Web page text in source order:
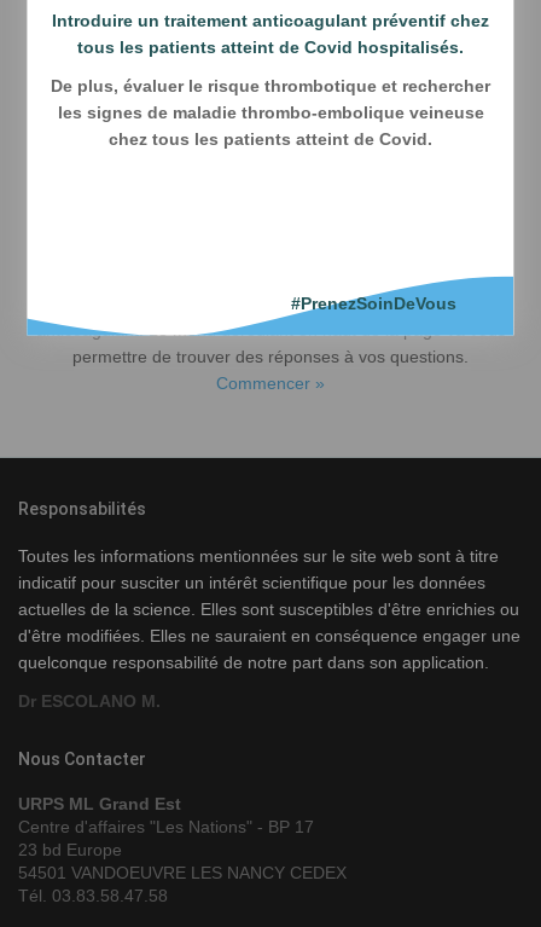
médicament est une démarche essentielle pour faire
progresser la sécurité des patients.
Commencer »
Votre état de santé justifie la prise d’un médicament
anticoagulant. Le menu déroulant en haut de la page va vous
permettre de trouver des réponses à vos questions.
Commencer »
Responsabilités
Toutes les informations mentionnées sur le site web sont à titre
indicatif pour susciter un intérêt scientifique pour les données
actuelles de la science. Elles sont susceptibles d'être enrichies ou
d'être modifiées. Elles ne sauraient en conséquence engager une
quelconque responsabilité de notre part dans son application.
Dr ESCOLANO M.
Nous Contacter
URPS ML Grand Est
Centre d'affaires "Les Nations" - BP 17
23 bd Europe
54501 VANDOEUVRE LES NANCY CEDEX
Tél. 03.83.58.47.58
Introduire un traitement anticoagulant préventif chez
tous les patients atteint de Covid hospitalisés.
De plus, évaluer le risque thrombotique et rechercher
les signes de maladie thrombo-embolique veineuse
chez tous les patients atteint de Covid.
#PrenezSoinDeVous